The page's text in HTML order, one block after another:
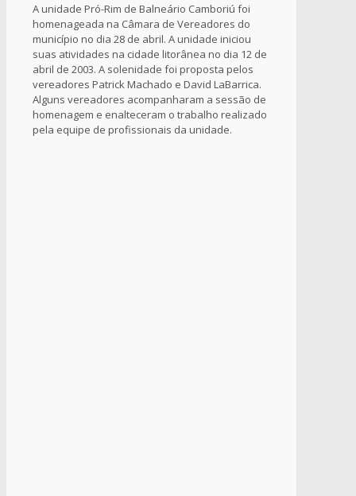
A unidade Pró-Rim de Balneário Camboriú foi
homenageada na Câmara de Vereadores do
município no dia 28 de abril. A unidade iniciou
suas atividades na cidade litorânea no dia 12 de
abril de 2003. A solenidade foi proposta pelos
vereadores Patrick Machado e David LaBarrica.
Alguns vereadores acompanharam a sessão de
homenagem e enalteceram o trabalho realizado
pela equipe de profissionais da unidade.